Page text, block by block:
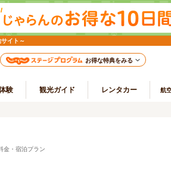
イト～
お得な特典をみる
験 観光ガイド レンタカー 航
・宿泊プラン